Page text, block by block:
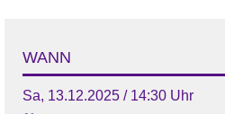
WANN
Sa, 13.12.2025 / 14:30 Uhr